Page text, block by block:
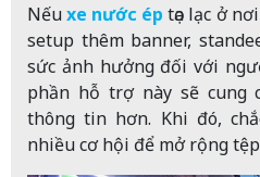
Nếuxe nước ép tọa lạc ở
setup thêm banner,
sức ảnh hưởng đối với
phần hỗ trợ này sẽ cung
thông tin hơn. Khi đó,
nhiều cơ hội để mở rộng